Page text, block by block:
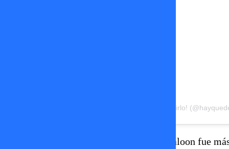
Una publicación compartida de Hay Que Decirlo!
Sin embargo, posteriormente la propia Faloon fue